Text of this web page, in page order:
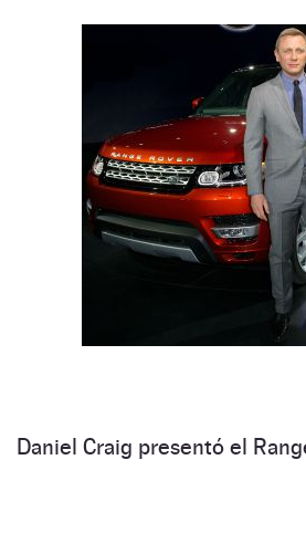
Daniel Craig presentó el